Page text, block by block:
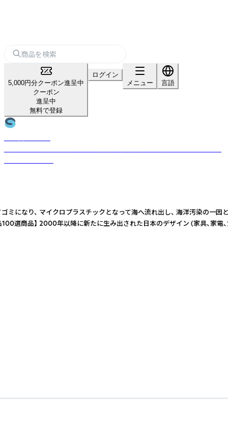
5,000円分クーポン進呈中
クーポン
進呈中
無料で登録
ログイン
メニュー
言語
り、 マイクロプラスチックとなって海へ流れ出し、 海洋汚染
品】 2000年以降に新たに生み出された日本のデザイン (家具、